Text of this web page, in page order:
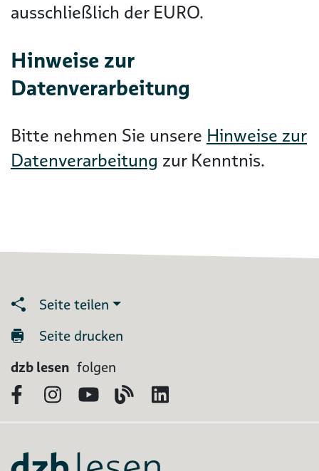
ausschließlich der EURO.
Hinweise zur
Datenverarbeitung
Bitte nehmen Sie unsere Hinweise zur
Datenverarbeitung zur Kenntnis.
Seite teilen
Seite drucken
dzb lesen folgen
FacebookInstagram
YouTubeBlog